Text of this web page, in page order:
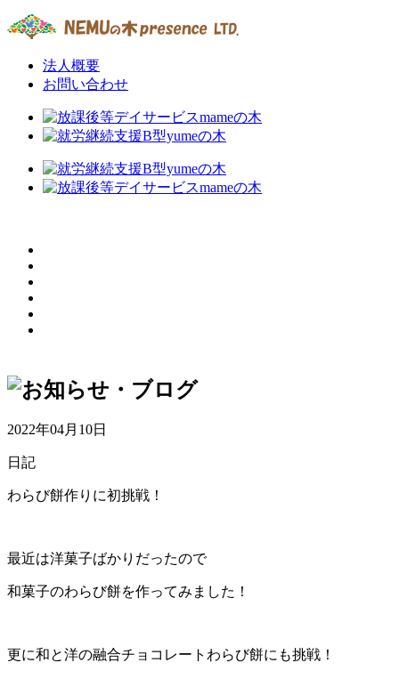
法人概要
お問い合わせ
2022年04月10日
日記
わらび餅作りに初挑戦！
最近は洋菓子ばかりだったので
和菓子のわらび餅を作ってみました！
更に和と洋の融合チョコレートわらび餅にも挑戦！